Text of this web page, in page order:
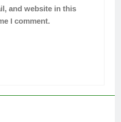
and website in this
I comment.